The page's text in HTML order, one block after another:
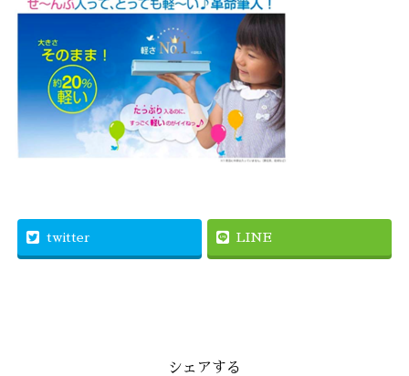
twitter LINE
シェアする